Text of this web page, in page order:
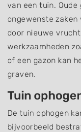
van een tuin.
ongewenste
door nieuwe
werkzaamheden
of een gazon kan
graven.
Tuin
De tuin ophogen
bijvoorbeeld